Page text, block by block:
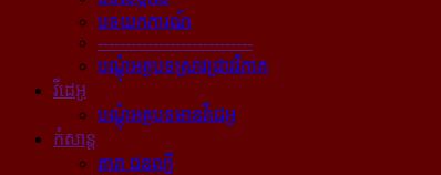
បទយកការណ៍
----------------------------
បណ្ដុំអត្ថបទស្រាវជ្រាវវិភាគ
វីដេអូ
បណ្ដុំអត្ថបទមានវីដេអូ
កំសាន្ដ
តារា ជនល្បី